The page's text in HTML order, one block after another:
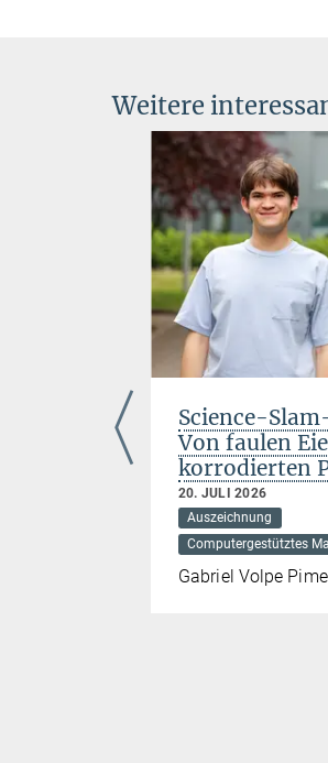
Weitere
Science-
Von faulen
korrodierten
20. JULI 2026
Auszeichnung
Computergestütztes
Gabriel Volpe